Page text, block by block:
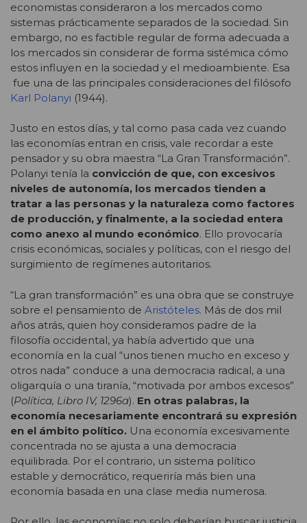
economistas consideraron a los mercados como
sistemas prácticamente separados de la sociedad. Sin
embargo, no es factible regular de forma adecuada a
los mercados sin considerar de forma sistémica cómo
estos influyen en la sociedad y el medioambiente. Esa
fue una de las principales consideraciones del filósofo
Karl Polanyi (1944).
Justo en estos días, y tal como pasa cada vez cuando
las economías entran en crisis, vale recordar a este
pensador y su obra maestra “La Gran Transformación”.
Polanyi tenía la convicción de que, con excesivos
niveles de autonomía, los mercados tienden a
tratar a las personas y la naturaleza como factores
de producción, y finalmente, a la sociedad entera
como anexo al mundo económico. Ello provocaría
crisis económicas, sociales y políticas, con el riesgo del
surgimiento de regímenes autoritarios.
“La gran transformación” es una obra que se construye
sobre el pensamiento de Aristóteles. Más de dos mil
años atrás, quien hoy consideramos padre de la
filosofía occidental, ya había advertido que una
economía en la cual “unos tienen mucho en exceso y
otros nada” conduce a una democracia radical, a una
oligarquía o una tiranía, “motivada por ambos excesos”
(Política, Libro IV, 1296a). En otras palabras, la
economía necesariamente encontrará su expresión
en el ámbito político. Una economía excesivamente
concentrada no se ajusta a una democracia
equilibrada. Por el contrario, un sistema político
estable y democrático, requeriría más bien una
economía basada en una clase media numerosa.